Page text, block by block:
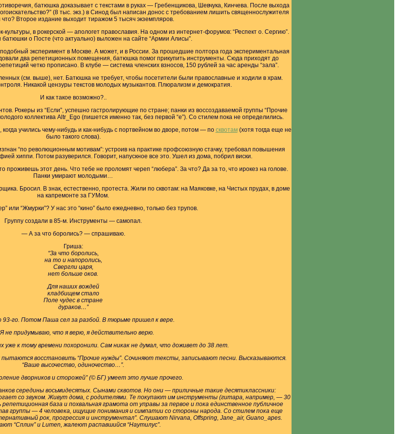
батюшка доказывает с текстами в руках — Гребенщикова, Шевчука, Кинчева. После выхода
(8 тыс. экз.) в Синод был написан донос с требованием лишить священнослужителя
что? Второе издание выходит тиражом 5 тысяч экземпляров.
в рокерской — апологет православия. На одном из интернет-форумов: “Респект о. Сергию”.
батюшки о Посте (что актуально) выложен на сайте “Армии Алисы”.
эксперимент в Москве. А может, и в России. За прошедшие полтора года экспериментальная
два репетиционных помещения, батюшка помог прикупить инструменты. Сюда приходят до
четко прописано. В клубе — система членских взносов, 150 рублей за час аренды “зала”.
(см. выше), нет. Батюшка не требует, чтобы посетители были православные и ходили в храм.
Никакой цензуры текстов молодых музыкантов. Плюрализм и демократия.
И как такое возможно?..
Рокеры из “Если”, успешно гастролирующие по стране; панки из воссоздаваемой группы “Прочие
коллектива Altr_Ego (пишется именно так, без первой “е”). Со стилем пока не определились.
учились чему-нибудь и как-нибудь с портвейном во дворе, потом — по сквотам(хотя тогда еще не
было такого слова).
“по революционным мотивам”: устроив на практике профсоюзную стачку, требовал повышения
хиппи. Потом разуверился. Говорит, напускное все это. Ушел из дома, побрил виски.
этот день. Что тебе не проломят череп “любера”. За что? Да за то, что ирокез на голове.
Панки умирают молодыми…
Бросил. В знак, естественно, протеста. Жили по сквотам: на Маяковке, на Чистых прудах, в доме
на капремонте за ГУМом.
или “Жмурки”? У нас это “кино” было ежедневно, только без трупов.
Группу создали в 85-м. Инструменты — самопал.
— А за что боролись? — спрашиваю.
Гриша:
“За что боролись,
на то и напоролись,
Свергли царя,
нет больше оков.
Для наших вождей
кладбищем стало
Поле чудес в стране
дураков…”
93-го. Потом Паша сел за разбой. В тюрьме пришел к вере.
не придумываю, что я верю, я действительно верю.
к тому времени похоронили. Сам никак не думал, что доживет до 38 лет.
восстановить “Прочие нужды”. Сочиняют тексты, записывают песни. Высказываются.
“Ваше высочество, одиночество…”.
дворников и сторожей” (© БГ) умеет это лучше прочего.
середины восьмидесятых. Сынами сквотов. Но они — приличные такие десятиклассники:
со звуком. Живут дома, с родителями. Те покупают им инструменты (гитара, например, — 30
репетиционная база и похвальная грамота от управы за первое и пока единственное публичное
группы — 4 человека, ищущие понимания и симпатии со стороны народа. Со стилем пока еще
рок, прогрессия и инструментал”. Слушают Nirvana, Offspring, Jane_air, Guano_apes.
“Сплин” и Lumen, жалеют распавшийся “Наутилус”.